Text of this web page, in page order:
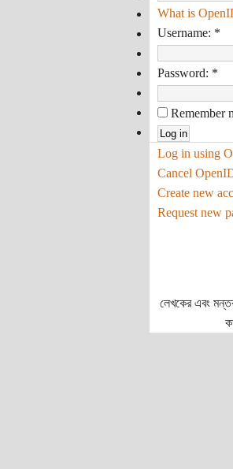
What is
Username: *
Password: *
Remember
Log in using
Cancel
Create new
Request new
লেখকের এবং